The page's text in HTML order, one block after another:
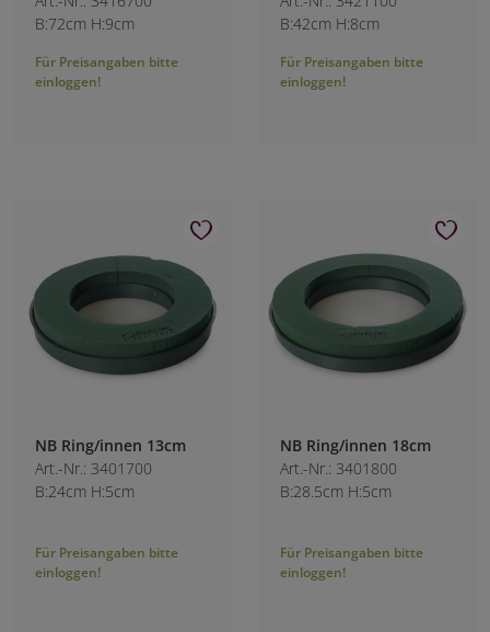
B:72cm H:9cm
Für Preisangaben bitte
einloggen!
B:42cm H:8cm
Für Preisangaben bitte
einloggen!
NB Ring/innen 13cm
Art.-Nr.: 3401700
B:24cm H:5cm
Für Preisangaben bitte
einloggen!
NB Ring/innen 18cm
Art.-Nr.: 3401800
B:28.5cm H:5cm
Für Preisangaben bitte
einloggen!